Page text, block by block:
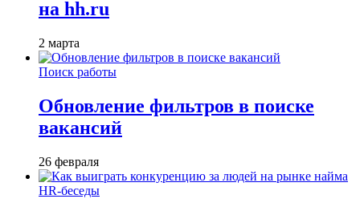
на hh.ru
2 марта
Поиск работы
Обновление фильтров в поиске
вакансий
26 февраля
HR-беседы